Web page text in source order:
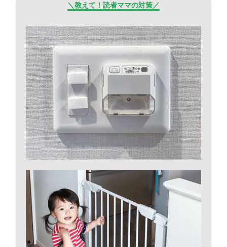
＼教えて！読者ママの対策／